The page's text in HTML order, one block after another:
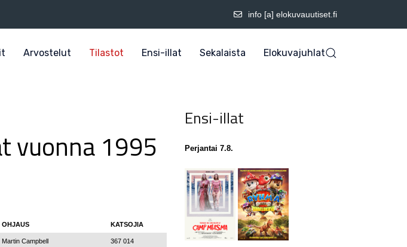
info [a] elokuvauutiset.fi
Arvostelut Tilastot Ensi-illat Sekalaista Elokuvajuhlat
vuonna 1995
OHJAUS KATSOJIA
Martin Campbell 367 014
Ensi-illat
Perjantai 7.8.